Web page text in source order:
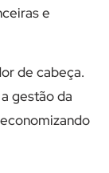
e
de cabeça.
gestão da